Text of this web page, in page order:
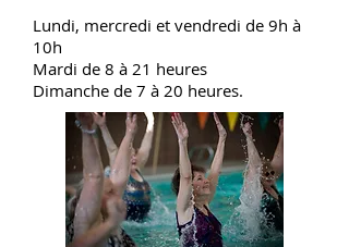
Lundi, mercredi et vendredi de 9h à
10h
Mardi de 8 à 21 heures
Dimanche de 7 à 20 heures.